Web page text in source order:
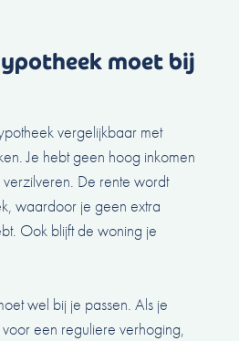
moet bij
vergelijkbaar met
Je hebt geen hoog inkomen
De rente wordt
waardoor je geen extra
Ook blijft de woning je
wel bij je passen. Als je
een reguliere verhoging,